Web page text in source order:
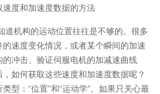
度和加速度数据的方法
道机构的运动位置往往是不够的。很多
速度变化情况，或者某个瞬间的加速
冲击、验证伺服电机的加减速曲线
如何获取这些速度和加速度数据呢？
型：“位置”和“运动学”。如果只关心最